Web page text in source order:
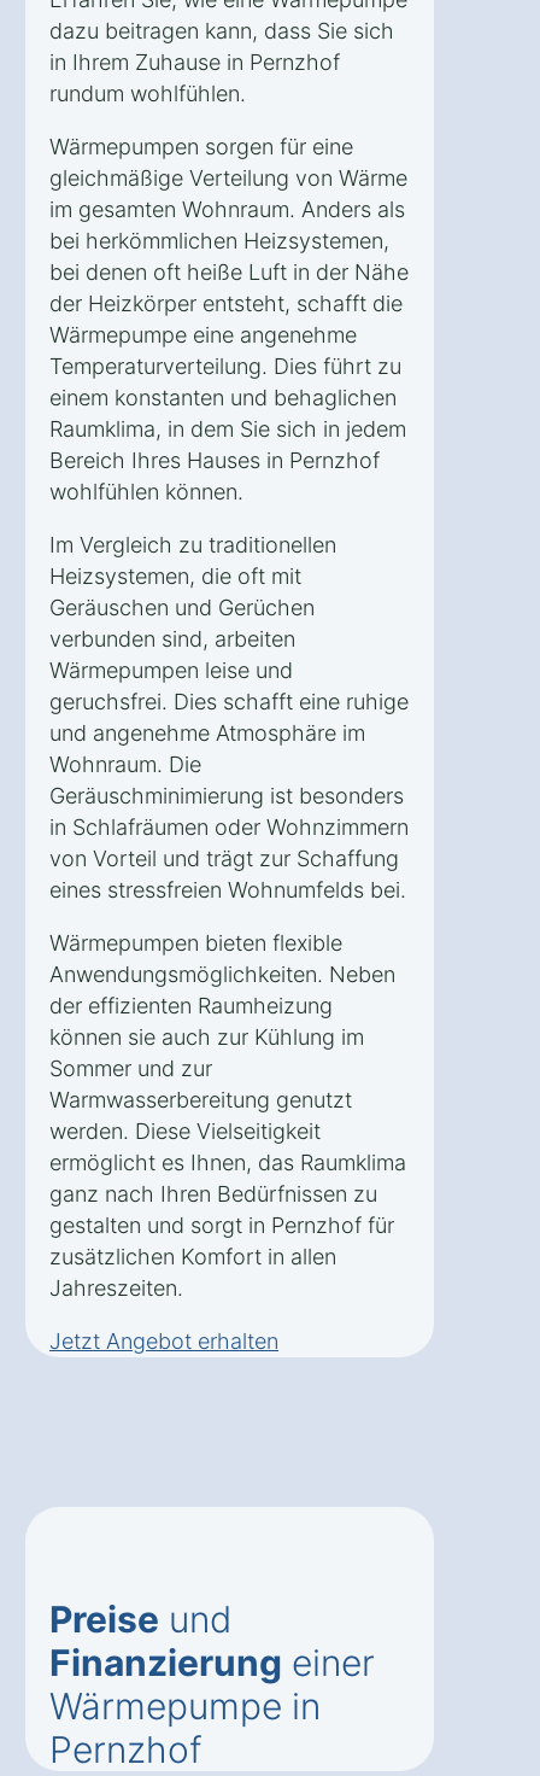
dazu beitragen kann, dass Sie sich
in Ihrem Zuhause in Pernzhof
rundum wohlfühlen.
Wärmepumpen sorgen für eine
gleichmäßige Verteilung von Wärme
im gesamten Wohnraum. Anders als
bei herkömmlichen Heizsystemen,
bei denen oft heiße Luft in der Nähe
der Heizkörper entsteht, schafft die
Wärmepumpe eine angenehme
Temperaturverteilung. Dies führt zu
einem konstanten und behaglichen
Raumklima, in dem Sie sich in jedem
Bereich Ihres Hauses in Pernzhof
wohlfühlen können.
Im Vergleich zu traditionellen
Heizsystemen, die oft mit
Geräuschen und Gerüchen
verbunden sind, arbeiten
Wärmepumpen leise und
geruchsfrei. Dies schafft eine ruhige
und angenehme Atmosphäre im
Wohnraum. Die
Geräuschminimierung ist besonders
in Schlafräumen oder Wohnzimmern
von Vorteil und trägt zur Schaffung
eines stressfreien Wohnumfelds bei.
Wärmepumpen bieten flexible
Anwendungsmöglichkeiten. Neben
der effizienten Raumheizung
können sie auch zur Kühlung im
Sommer und zur
Warmwasserbereitung genutzt
werden. Diese Vielseitigkeit
ermöglicht es Ihnen, das Raumklima
ganz nach Ihren Bedürfnissen zu
gestalten und sorgt in Pernzhof für
zusätzlichen Komfort in allen
Jahreszeiten.
Jetzt Angebot erhalten
Preise und
Finanzierung einer
Wärmepumpe in
Pernzhof